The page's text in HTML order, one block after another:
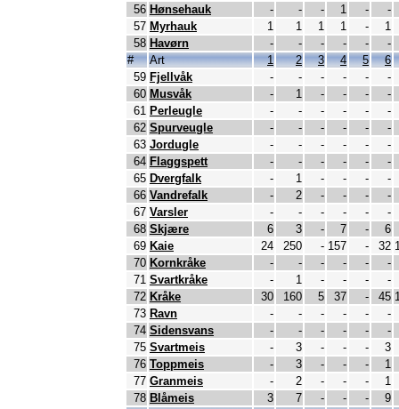
56 Hønsehauk - - - 1 -
-
57 Myrhauk 1 1 1 1 -
1
58 Havørn - - - - -
-
#
Art 1 2 3 4 5
6
59 Fjellvåk - - - - -
-
60 Musvåk - 1 - - -
-
61 Perleugle - - - - -
-
62 Spurveugle - - - - -
-
63 Jordugle - - - - -
-
64 Flaggspett - - - - -
-
65 Dvergfalk - 1 - - -
-
66 Vandrefalk - 2 - - -
-
67 Varsler - - - - -
-
68 Skjære 6 3 - 7 -
6
69 Kaie 24 250 - 157 - 32
70 Kornkråke - - - - -
-
71 Svartkråke - 1 - - -
-
72 Kråke 30 160 5 37 - 45
73 Ravn - - - - -
-
74 Sidensvans - - - - -
-
75 Svartmeis - 3 - - -
3
76 Toppmeis - 3 - - -
1
77 Granmeis - 2 - - -
1
78 Blåmeis 3 7 - - -
9